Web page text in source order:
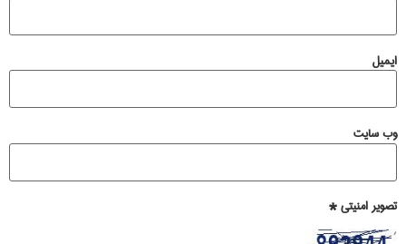
ایمیل
وب‌ سایت
تصویر امنیتی*